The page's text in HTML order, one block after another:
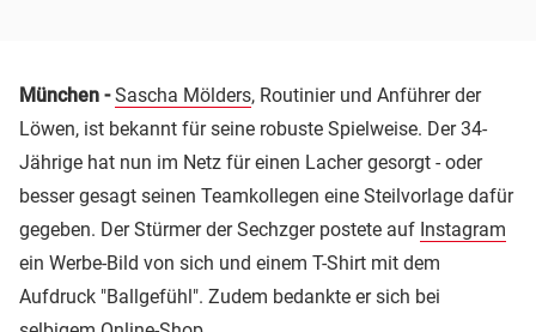
München -Sascha Mölders, Routinier und Anführer der
Löwen, ist bekannt für seine robuste Spielweise. Der 34-
Jährige hat nun im Netz für einen Lacher gesorgt - oder
besser gesagt seinen Teamkollegen eine Steilvorlage dafür
gegeben. Der Stürmer der Sechzger postete auf Instagram
ein Werbe-Bild von sich und einem T-Shirt mit dem
Aufdruck "Ballgefühl". Zudem bedankte er sich bei